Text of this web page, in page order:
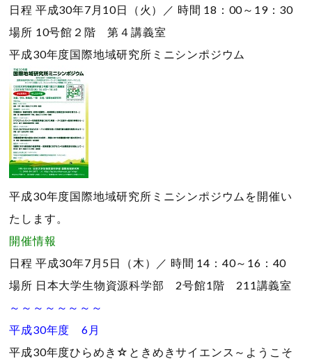
日程 平成30年7月10日（火）／ 時間 18：00～19：30
場所 10号館２階 第４講義室
平成30年度国際地域研究所ミニシンポジウム
平成30年度国際地域研究所ミニシンポジウムを開催い
たします。
開催情報
日程 平成30年7月5日（木）／ 時間 14：40～16：40
場所 日本大学生物資源科学部 2号館1階 211講義室
～～～～～～～～
平成30年度 6月
平成30年度ひらめき☆ときめきサイエンス～ようこそ